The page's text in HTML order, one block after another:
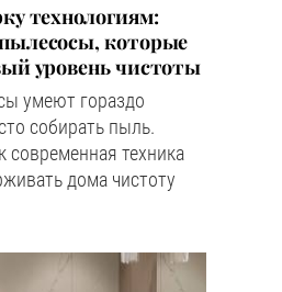
технологиям:
которые
уровень чистоты
умеют гораздо
собирать пыль.
современная техника
дома чистоту